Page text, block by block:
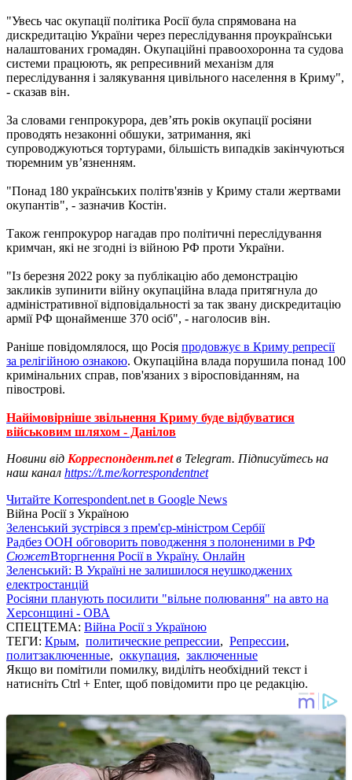
"Увесь час окупації політика Росії була спрямована на
дискредитацію України через переслідування проукраїнськи
налаштованих громадян. Окупаційні правоохоронна та судова
системи працюють, як репресивний механізм для
переслідування і залякування цивільного населення в Криму",
- сказав він.
За словами генпрокурора, дев’ять років окупації росіяни
проводять незаконні обшуки, затримання, які
супроводжуються тортурами, більшість випадків закінчуються
тюремним ув’язненням.
"Понад 180 українських політв'язнів у Криму стали жертвами
окупантів", - зазначив Костін.
Також генпрокурор нагадав про політичні переслідування
кримчан, які не згодні із війною РФ проти України.
"Із березня 2022 року за публікацію або демонстрацію
закликів зупинити війну окупаційна влада притягнула до
адміністративної відповідальності за так звану дискредитацію
армії РФ щонайменше 370 осіб", - наголосив він.
Раніше повідомлялося, що Росія продовжує в Криму репресії
за релігійною ознакою. Окупаційна влада порушила понад 100
кримінальних справ, пов'язаних з віросповіданням, на
півострові.
Найімовірніше звільнення Криму буде відбуватися
військовим шляхом - Данілов
Новини від Корреспондент.netв Telegram. Підписуйтесь на
наш канал https://t.me/korrespondentnet
Читайте Korrespondent.net в Google News
Війна Росії з Україною
Зеленський зустрівся з прем'єр-міністром Сербії
Радбез ООН обговорить поводження з полоненими в РФ
СюжетВторгнення Росії в Україну. Онлайн
Зеленський: В Україні не залишилося неушкоджених
електростанцій
Росіяни планують посилити "вільне полювання" на авто на
Херсонщині - ОВА
СПЕЦТЕМА: Війна Росії з Україною
ТЕГИ: Крым, политические репрессии, Репрессии,
политзаключенные, оккупация, заключенные
Якщо ви помітили помилку, виділіть необхідний текст і
натисніть Ctrl + Enter, щоб повідомити про це редакцію.